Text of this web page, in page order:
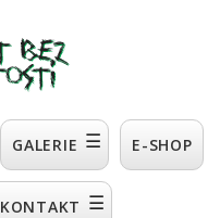
GALERIE ☰ E-SHOP
KONTAKT ☰